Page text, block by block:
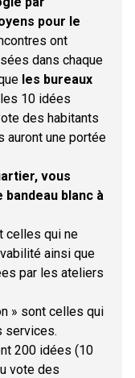
pour le
ont
dans chaque
les bureaux
10 idées
des habitants
auront une portée
vous
blanc à
celles qui ne
ainsi que
par les ateliers
» sont celles qui
services.
200 idées (10
vote des